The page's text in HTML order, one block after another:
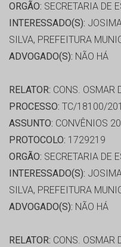
ORGÃO: SECRETARIA DE
INTERESSADO(S):
SILVA, PREFEITURA
ADVOGADO(S): NÃO HÁ
RELATOR: CONS. OSMAR
PROCESSO: TC/18100/
ASSUNTO: CONVÊNIOS
PROTOCOLO: 1729219
ORGÃO: SECRETARIA DE
INTERESSADO(S):
SILVA, PREFEITURA
ADVOGADO(S): NÃO HÁ
RELATOR: CONS. OSMAR